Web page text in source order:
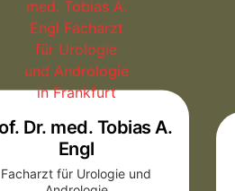
Dr. med. Tobias A.
Engl
Facharzt für Urologie und